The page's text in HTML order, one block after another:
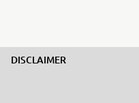
DISCLAIMER